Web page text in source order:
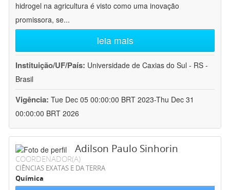
hidrogel na agricultura é visto como uma inovação
promissora, se...
leia mais
Instituição/UF/País: Universidade de Caxias do Sul - RS -
Brasil
Vigência: Tue Dec 05 00:00:00 BRT 2023-Thu Dec 31
00:00:00 BRT 2026
Adilson Paulo Sinhorin
COORDENADOR(A)
CIÊNCIAS EXATAS E DA TERRA
Química